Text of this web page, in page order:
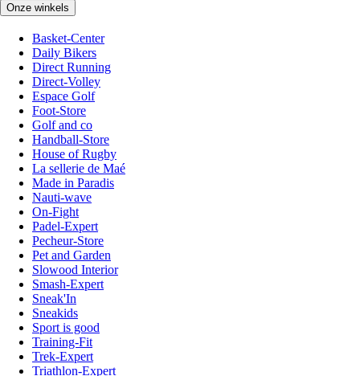
Onze winkels
Basket-Center
Daily Bikers
Direct Running
Direct-Volley
Espace Golf
Foot-Store
Golf and co
Handball-Store
House of Rugby
La sellerie de Maé
Made in Paradis
Nauti-wave
On-Fight
Padel-Expert
Pecheur-Store
Pet and Garden
Slowood Interior
Smash-Expert
Sneak'In
Sneakids
Sport is good
Training-Fit
Trek-Expert
Triathlon-Expert